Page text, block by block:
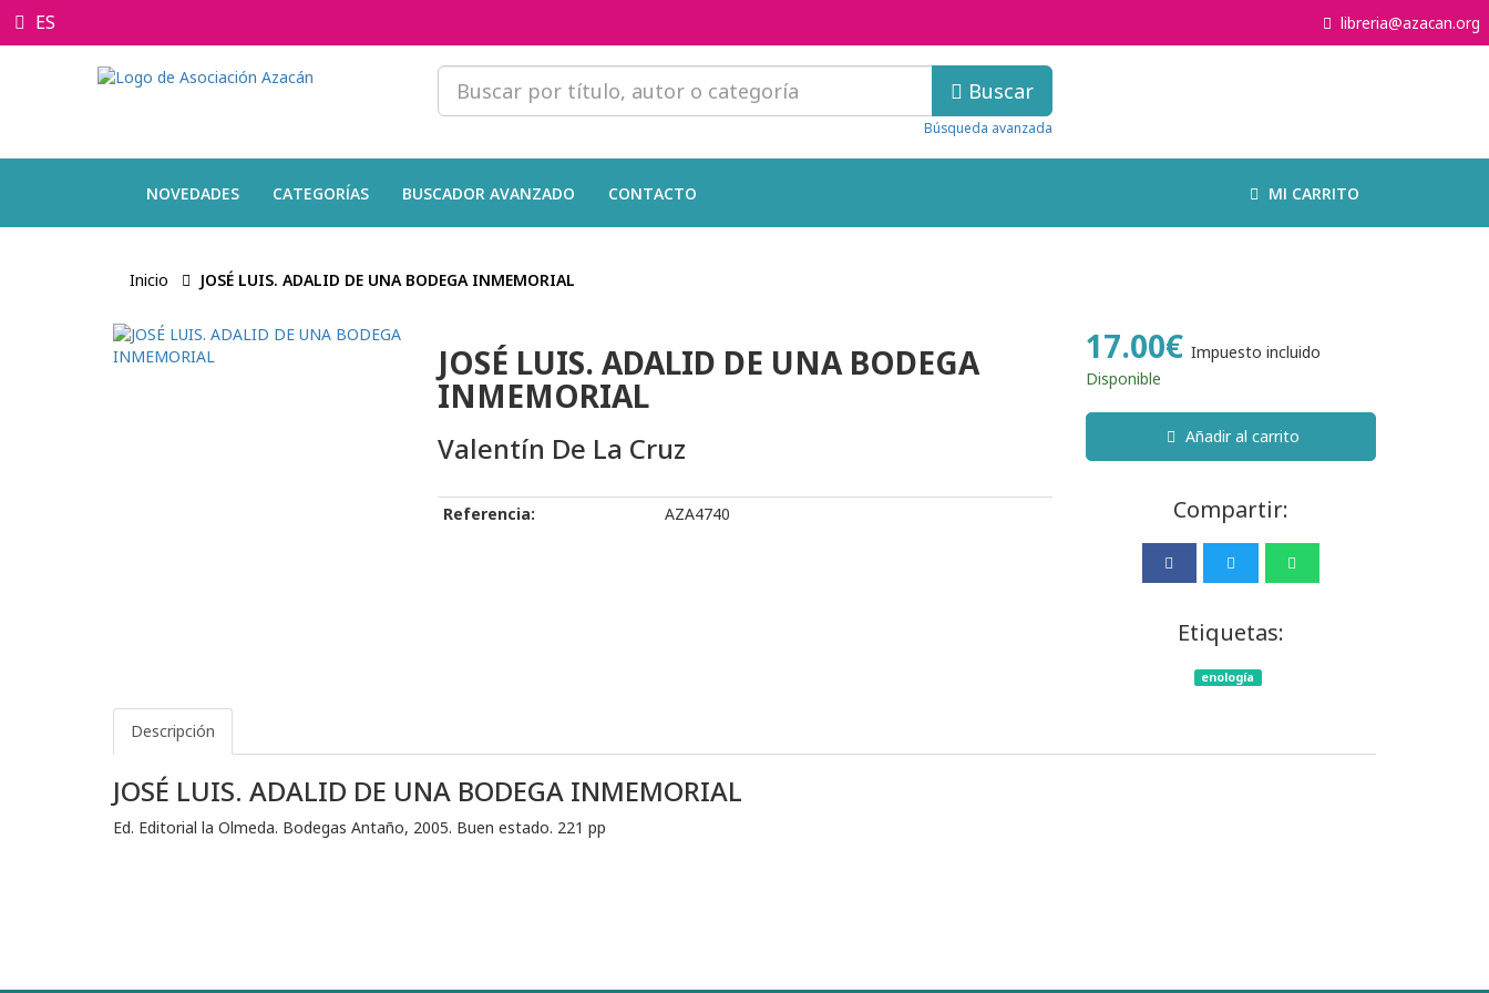
ES libreria@azacan.org
Buscar
Búsqueda avanzada
NOVEDADES CATEGORÍAS BUSCADOR AVANZADO CONTACTO MI CARRITO
Inicio JOSÉ LUIS. ADALID DE UNA BODEGA INMEMORIAL
JOSÉ LUIS. ADALID DE UNA BODEGA
INMEMORIAL
Valentín De La Cruz
Referencia: AZA4740
17.00€ Impuesto incluido
Disponible
Añadir al carrito
Compartir:
Etiquetas:
enología
Descripción
JOSÉ LUIS. ADALID DE UNA BODEGA INMEMORIAL
Ed. Editorial la Olmeda. Bodegas Antaño, 2005. Buen estado. 221 pp